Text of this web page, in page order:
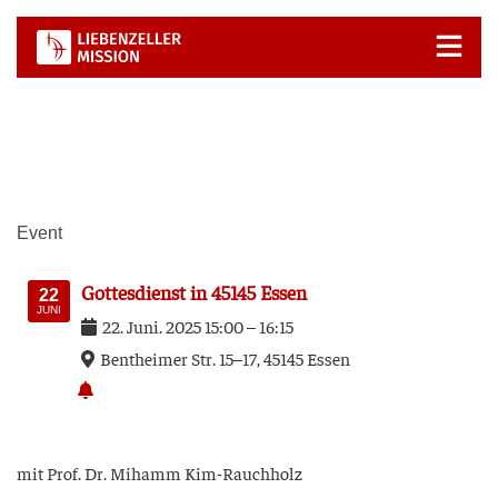
Zum
Inhalt
springen
Event
22
JUNI
Got­tes­dienst in 45145 Essen
22.Juni.202515:00–16:15
Bent­hei­mer Str. 15–17, 45145 Essen
mit Prof. Dr. Mihamm Kim-Rauchholz